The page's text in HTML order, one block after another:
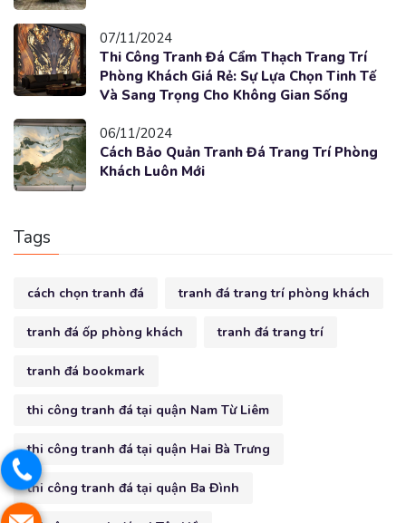
07/11/2024
Thi Công Tranh Đá Cẩm Thạch Trang Trí
Phòng Khách Giá Rẻ: Sự Lựa Chọn Tinh Tế
Và Sang Trọng Cho Không Gian Sống
06/11/2024
Cách Bảo Quản Tranh Đá Trang Trí Phòng
Khách Luôn Mới
Tags
cách chọn tranh đá tranh đá trang trí phòng khách
tranh đá ốp phòng khách tranh đá trang trí
tranh đá bookmark
thi công tranh đá tại quận Nam Từ Liêm
thi công tranh đá tại quận Hai Bà Trưng
thi công tranh đá tại quận Ba Đình